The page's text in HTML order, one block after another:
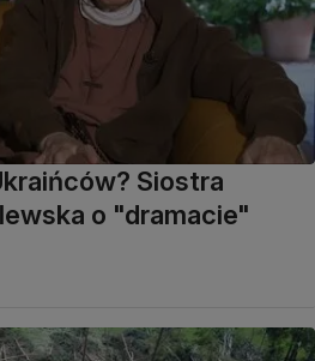
Siostra
o "dramacie"